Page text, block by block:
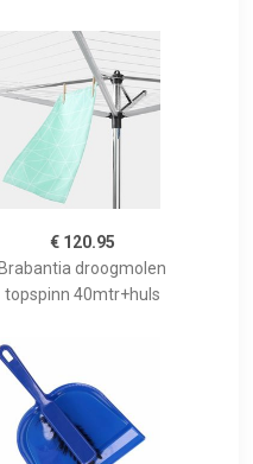
€ 120.95
Brabantia droogmolen
topspinn 40mtr+huls